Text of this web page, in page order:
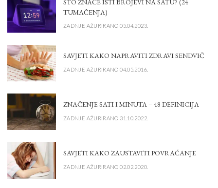
ŠTO ZNAČE ISTI BROJEVI NA SATU? (24
TUMAČENJA)
ZADNJE AŽURIRANO 05.04.2023.
SAVJETI KAKO NAPRAVITI ZDRAVI SENDVIČ
ZADNJE AŽURIRANO 04.05.2016.
ZNAČENJE SATI I MINUTA – 48 DEFINICIJA
ZADNJE AŽURIRANO 31.10.2022.
SAVJETI KAKO ZAUSTAVITI POVRAĆANJE
ZADNJE AŽURIRANO 02.02.2020.